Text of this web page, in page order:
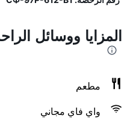
المزايا ووسائل
مطعم
واي فاي مجاني